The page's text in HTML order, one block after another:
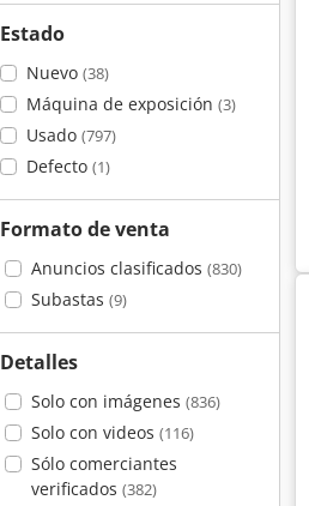
Estado
Nuevo (38)
Máquina de exposición (3)
Usado (797)
Defecto (1)
Formato de venta
Anuncios clasificados (830)
Subastas (9)
Detalles
Solo con imágenes (836)
Solo con videos (116)
Sólo comerciantes
verificados (382)